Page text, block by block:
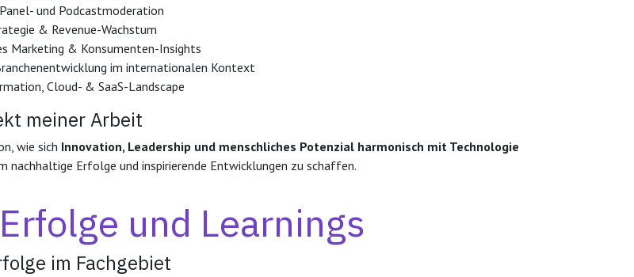
und Podcastmoderation
& Revenue-Wachstum
Marketing & Konsumenten-Insights
im internationalen Kontext
Cloud- & SaaS-Landscape
meiner Arbeit
wie sich Innovation, Leadership und menschliches Potenzial harmonisch mit Technologie
nachhaltige Erfolge und inspirierende Entwicklungen zu schaffen.
und Learnings
im Fachgebiet